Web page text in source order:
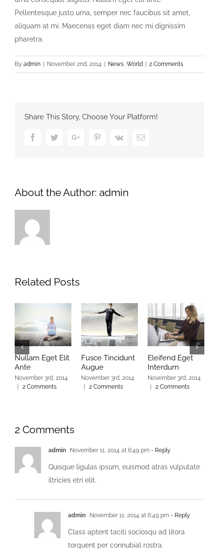
Pellentesque justo urna, semper nec faucibus sit amet,
aliquam at mi. Maecenas eget diam nec mi dignissim
pharetra.
By admin | November 2nd, 2014 | News World | 2 Comments
Share This Story, Choose Your Platform!
FacebookTwitterGoogle+ PinterestVk Email
About the Author: admin
Related Posts
Nullam Eget Elit
Ante
November 3rd, 2014
2 Comments
Fusce Tincidunt
Augue
November 3rd, 2014
2 Comments
Eleifend Eget
Interdum
November 3rd, 2014
2 Comments
2 Comments
admin November 11, 2014 at 6:49 pm - Reply
Quisque ligulas ipsum, euismod atras vulputate
iltricies etri elit.
admin November 11, 2014 at 6:49 pm - Reply
Class aptent taciti sociosqu ad litora
torquent per connubial rostra.